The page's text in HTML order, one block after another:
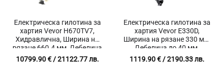
Електрическа гилотина за
хартия Vevor H670TV7,
Хидравлична, Ширина на
рязане 660.4 мм, Дебелина
до 80 мм, Тъчскрийн
10799.90€/ 21122.77 лв.
Електрическа гилотина за
хартия Vevor E330D,
Ширина на рязане 330 мм,
Дебелина до 40 мм,
Инфрачервена защита
1119.90€/ 2190.33 лв.